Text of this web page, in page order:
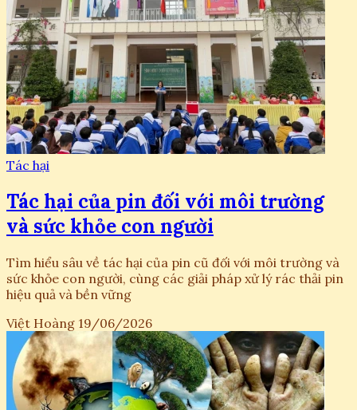
Tác hại
Tác hại của pin đối với môi trường
và sức khỏe con người
Tìm hiểu sâu về tác hại của pin cũ đối với môi trường và
sức khỏe con người, cùng các giải pháp xử lý rác thải pin
hiệu quả và bền vững
Việt Hoàng 19/06/2026